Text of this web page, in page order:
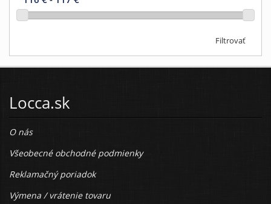
Filtrovať
Locca.sk
O nás
Všeobecné obchodné podmienky
Reklamačný poriadok
Výmena / vrátenie tovaru